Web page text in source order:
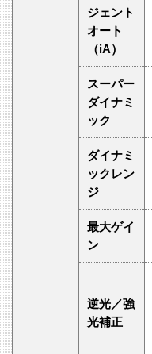
ジェント
オート
（iA）
スーパー
ダイナミ
ック
ダイナミ
ックレン
ジ
最大ゲイ
ン
逆光／強
光補正